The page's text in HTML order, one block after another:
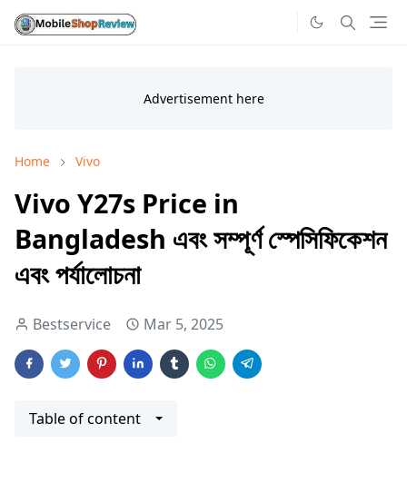
Home Vivo
Vivo Y27s Price in
Bangladesh এবং সম্পূর্ণ স্পেসিফিকেশন
এবং পর্যালোচনা
Bestservice Mar 5, 2025
Table of content